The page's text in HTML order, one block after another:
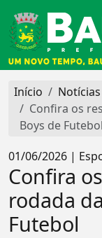
Início
Notícias
Confira os
Boys de Futebol
01/06/2026 |
Confira
rodada
Futebol